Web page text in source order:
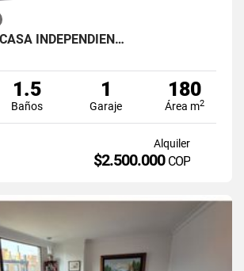
INDEPENDIEN…
1.5
Baños
1
Garaje
180
Área m2
Alquiler
$2.500.000 COP